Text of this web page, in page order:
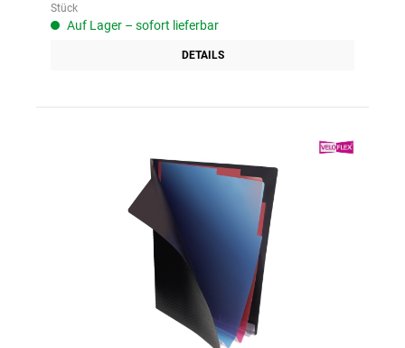
Stück
Auf Lager – sofort lieferbar
DETAILS